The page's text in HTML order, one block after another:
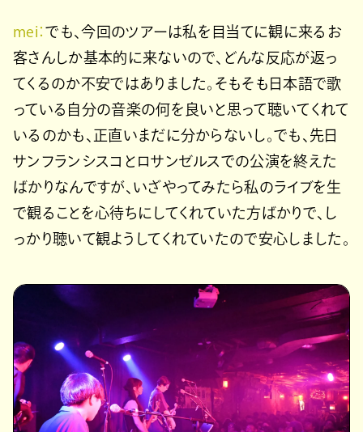
mei：でも、今回のツアーは私を目当てに観に来るお
客さんしか基本的に来ないので、どんな反応が返っ
てくるのか不安ではありました。そもそも日本語で歌
っている自分の音楽の何を良いと思って聴いてくれて
いるのかも、正直いまだに分からないし。でも、先日
サンフランシスコとロサンゼルスでの公演を終えた
ばかりなんですが、いざやってみたら私のライブを生
で観ることを心待ちにしてくれていた方ばかりで、し
っかり聴いて観ようしてくれていたので安心しました。